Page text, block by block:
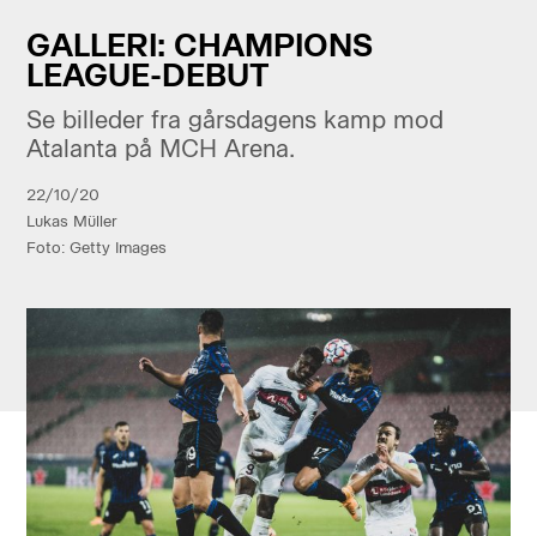
GALLERI: CHAMPIONS
LEAGUE-DEBUT
Se billeder fra gårsdagens kamp mod
Atalanta på MCH Arena.
22/10/20
Lukas Müller
Foto: Getty Images